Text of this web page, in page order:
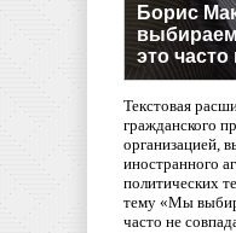
Борис
это часто
Текстовая
гражданского
организацией,
иностранного
политических
тему «Мы
часто не